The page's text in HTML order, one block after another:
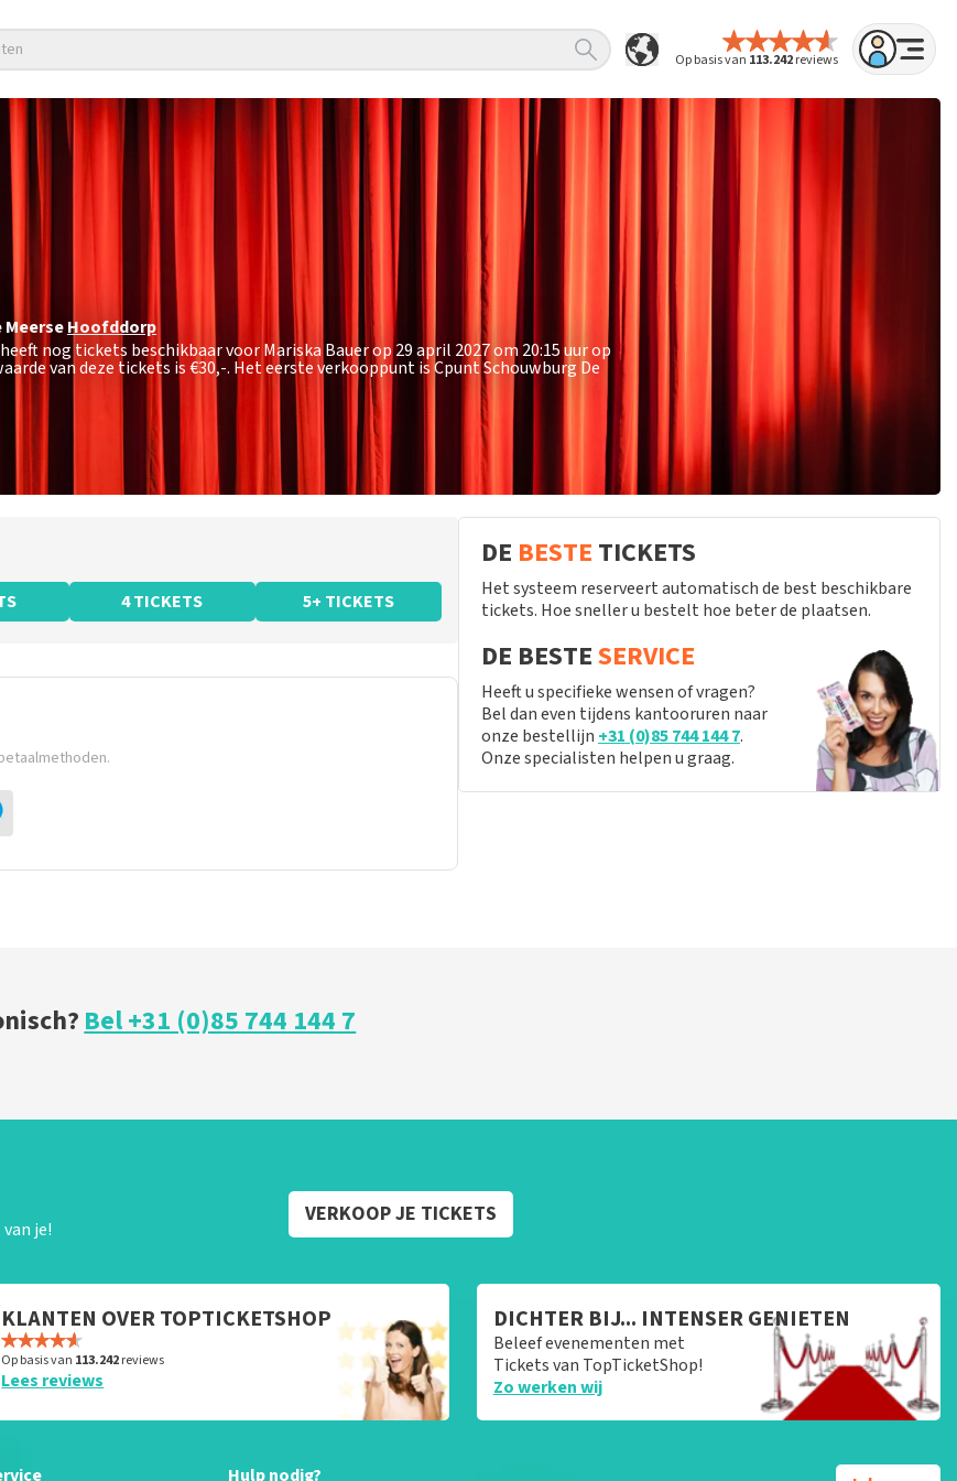
Op basis van 113.242reviews
MeerseHoofddorp
nog tickets beschikbaar voor Mariska Bauer op 29 april 2027 om 20:15 uur op
van deze tickets is€30,-. Het eerste verkooppunt is Cpunt Schouwburg De
4 TICKETS 5+ TICKETS
DE BESTE TICKETS
Het systeem reserveert automatisch de best beschikbare
tickets. Hoe sneller u bestelt hoe beter de plaatsen.
DE BESTESERVICE
Heeft u specifieke wensen of vragen?
Bel dan even tijdens kantooruren naar
onze bestellijn +31 (0)85 744 144 7.
Onze specialisten helpen u graag.
Bel +31 (0)85 744 144 7
je!
VERKOOP JE TICKETS
KLANTEN OVER TOPTICKETSHOP
Op basis van 113.242reviews
Lees reviews
DICHTER BIJ... INTENSER GENIETEN
Beleef evenementen met
Tickets van TopTicketShop!
Zo werken wij
Hulp nodig?